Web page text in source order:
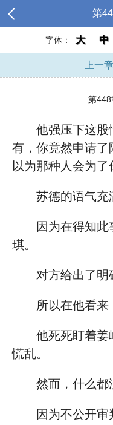
第
字体： 大 中
上一章
第448
他强压下这股
有，你竟然申请
以为那种人会为了
苏德的语气充
因为在得知
琪。
对方给出了明
所以在他看来
他死死盯着姜
慌乱。
然而，什么都
因为不公开